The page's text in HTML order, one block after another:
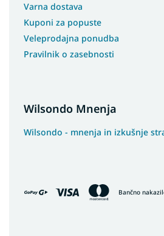
Varna dostava
Kuponi za popuste
Veleprodajna ponudba
Pravilnik o zasebnosti
Wilsondo Mnenja
Wilsondo - mnenja in izkušnje
Bančno